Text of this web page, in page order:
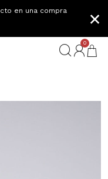
en una compra
×
0